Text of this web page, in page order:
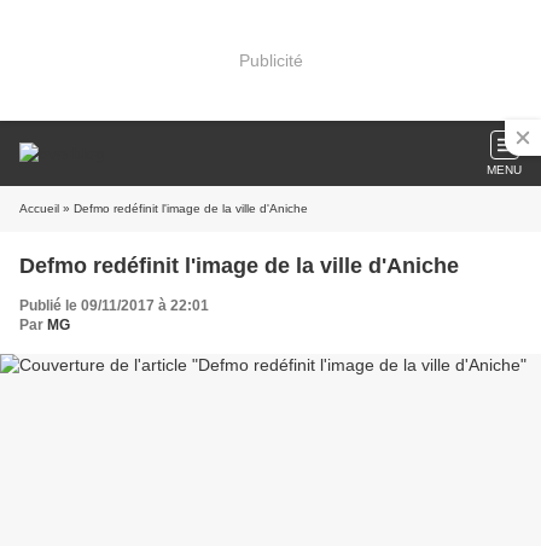
Publicité
MENU
Accueil » Defmo redéfinit l'image de la ville d'Aniche
Defmo redéfinit l'image de la ville d'Aniche
Publié le 09/11/2017 à 22:01
Par MG